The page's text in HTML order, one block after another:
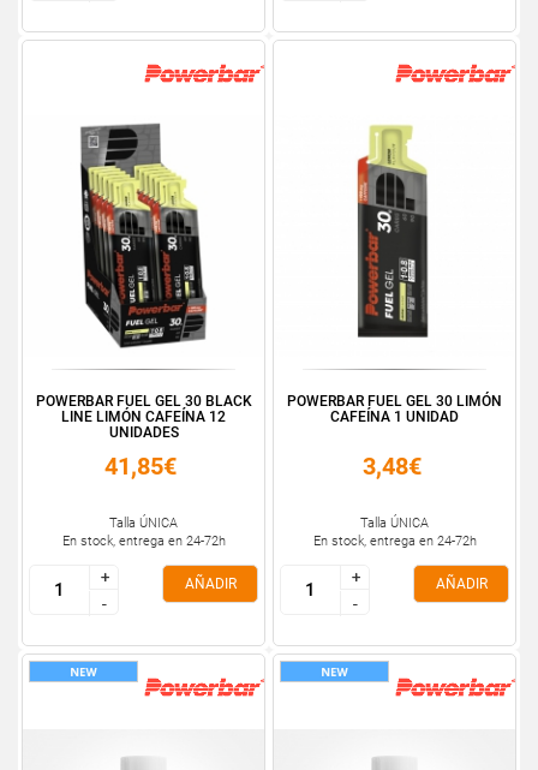
POWERBAR FUEL GEL 30 BLACK
LINE LIMÓN CAFEÍNA 12
UNIDADES
41,85€
Talla ÚNICA
En stock, entrega en 24-72h
+
-
+
-
AÑADIR
POWERBAR FUEL GEL 30 LIMÓN
CAFEÍNA 1 UNIDAD
3,48€
Talla ÚNICA
En stock, entrega en 24-72h
+
-
+
-
AÑADIR